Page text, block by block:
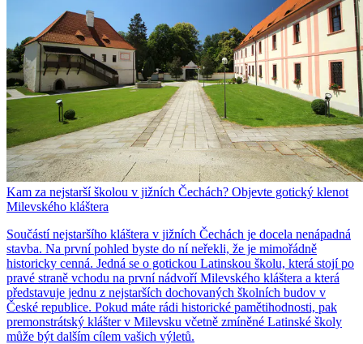
Kam za nejstarší školou v jižních Čechách? Objevte gotický klenot
Milevského kláštera
Součástí nejstaršího kláštera v jižních Čechách je docela nenápadná
stavba. Na první pohled byste do ní neřekli, že je mimořádně
historicky cenná. Jedná se o gotickou Latinskou školu, která stojí po
pravé straně vchodu na první nádvoří Milevského kláštera a která
představuje jednu z nejstarších dochovaných školních budov v
České republice. Pokud máte rádi historické pamětihodnosti, pak
premonstrátský klášter v Milevsku včetně zmíněné Latinské školy
může být dalším cílem vašich výletů.